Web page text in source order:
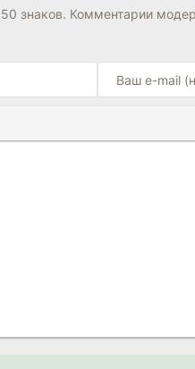
6.8
знаков. Комментарии
СПОЙЛЕРА